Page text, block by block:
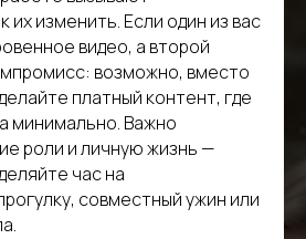
их изменить. Если один из вас
видео, а второй
возможно, вместо
платный контент, где
минимально. Важно
роли и личную жизнь —
час на
совместный ужин или